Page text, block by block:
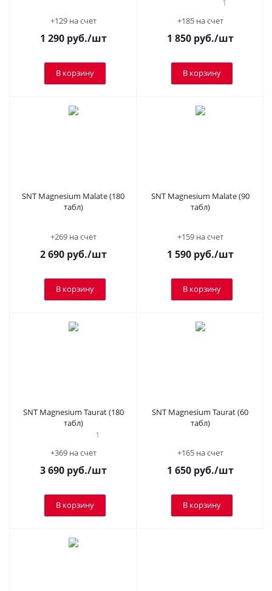
+129 на счет
1 290руб./шт
В корзину
+185 на счет
1 850руб./шт
В корзину
SNT Magnesium Malate (180
табл)
+269 на счет
2 690руб./шт
В корзину
SNT Magnesium Malate (90
табл)
+159 на счет
1 590руб./шт
В корзину
SNT Magnesium Taurat (180
табл)
1
+369 на счет
3 690руб./шт
В корзину
SNT Magnesium Taurat (60
табл)
+165 на счет
1 650руб./шт
В корзину